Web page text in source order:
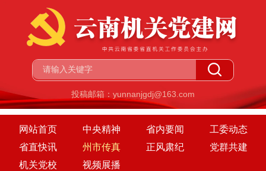
投稿邮箱：yunnanjgdj@163.com
网站首页 中央精神 省内要闻
工委动态
省直快讯
州市传真 正风肃纪
党群共建
机关党校
视频展播